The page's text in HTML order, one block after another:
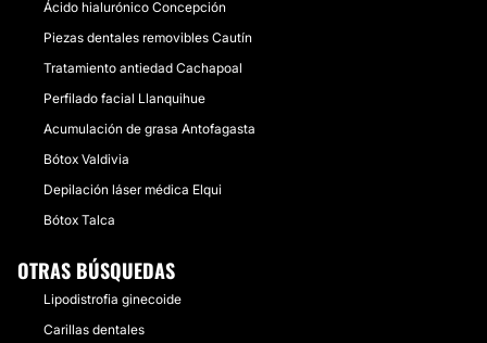
Ácido hialurónico Concepción
Piezas dentales removibles Cautín
Tratamiento antiedad Cachapoal
Perfilado facial Llanquihue
Acumulación de grasa Antofagasta
Bótox Valdivia
Depilación láser médica Elqui
Bótox Talca
OTRAS BÚSQUEDAS
Lipodistrofia ginecoide
Carillas dentales